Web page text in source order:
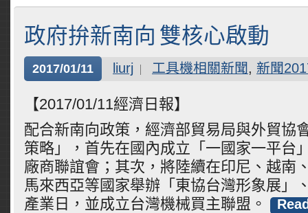
政府拚新南向 雙核心啟動
2017/01/11 liurj 工具機相關新聞, 新聞
【2017/01/11經濟日報】
配合新南向政策，經濟部貿易局與外貿協
策略」，首先在國內成立「一國家一平台
廠商聯誼會；其次，將陸續在印尼、越南
馬來西亞等國家舉辦「東協台灣形象展」
產業日，並成立台灣機械買主聯盟。